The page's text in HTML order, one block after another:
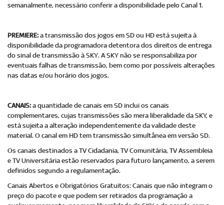
semanalmente, necessário conferir a disponibilidade pelo Canal 1.
PREMIERE: a transmissão dos jogos em SD ou HD está sujeita à
disponibilidade da programadora detentora dos direitos de entrega
do sinal de transmissão à SKY. A SKY não se responsabiliza por
eventuais falhas de transmissão, bem como por possíveis alterações
nas datas e/ou horário dos jogos.
CANAIS: a quantidade de canais em SD inclui os canais
complementares, cujas transmissões são mera liberalidade da SKY, e
está sujeita a alteração independentemente da validade deste
material. O canal em HD tem transmissão simultânea em versão SD.
Os canais destinados a TV Cidadania, TV Comunitária, TV Assembleia
e TV Universitária estão reservados para futuro lançamento, a serem
definidos segundo a regulamentação.
Canais Abertos e Obrigatórios Gratuitos: Canais que não integram o
preço do pacote e que podem ser retirados da programação a